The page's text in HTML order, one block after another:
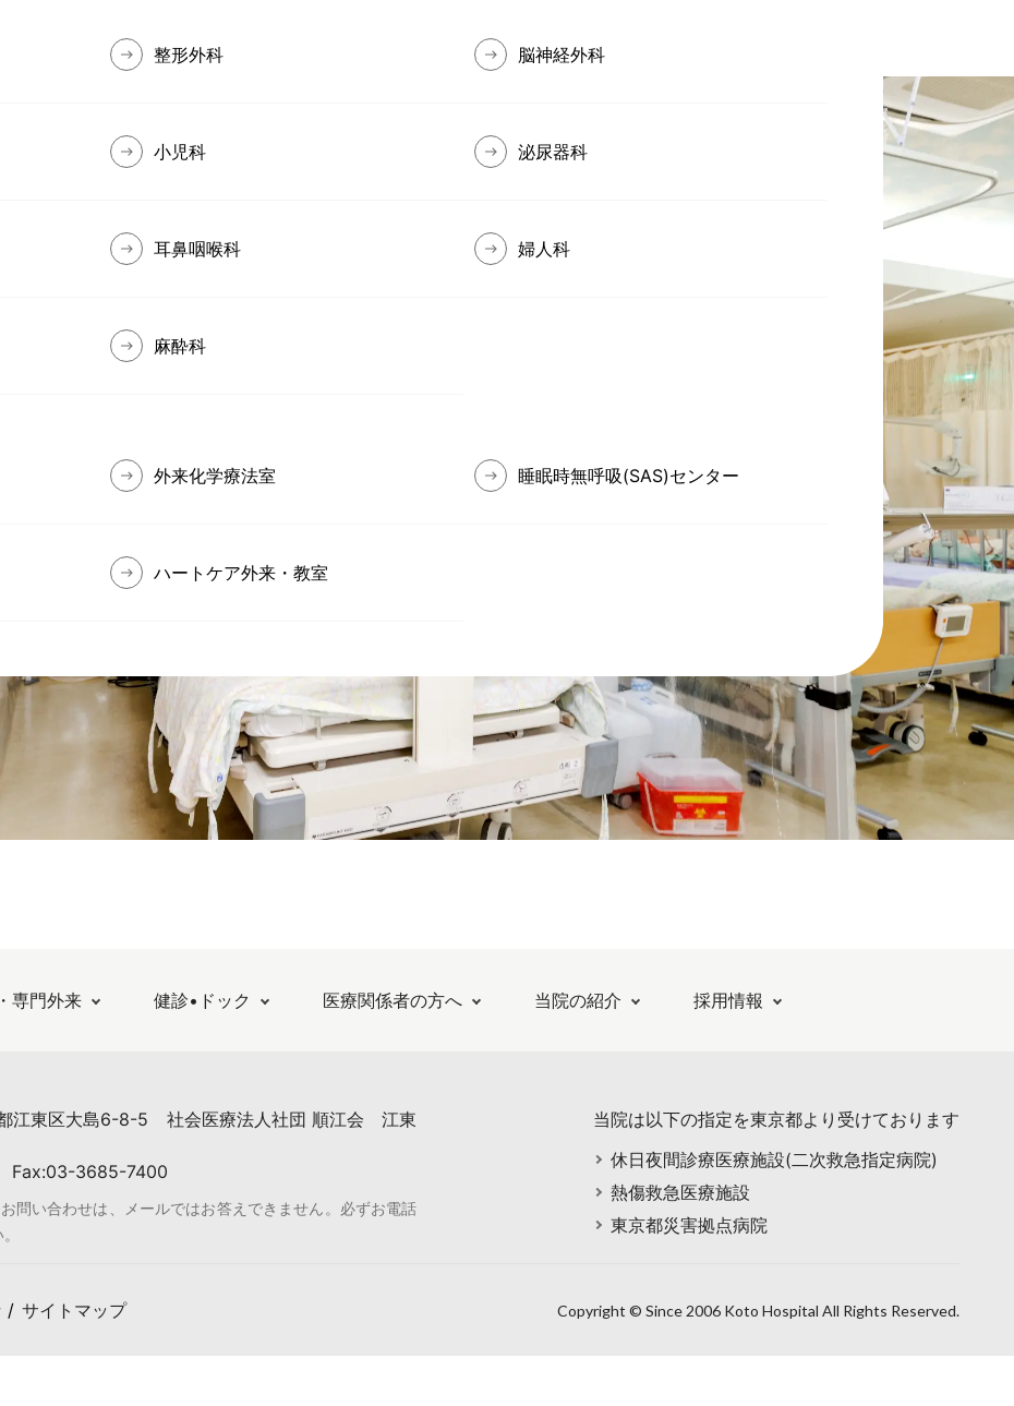
整形外科 脳神経外科
小児科 泌尿器科
耳鼻咽喉科 婦人科
麻酔科
外来化学療法室 睡眠時無呼吸(SAS)センター
ハートケア外来・教室
専門外来 健診•ドック 医療関係者の方へ 当院の紹介 採用情報
江東区大島6-8-5 社会医療法人社団 順江会 江東
3685-7400
問い合わせは、メールではお答えできません。必ずお電話
当院は以下の指定を東京都より受けております
休日夜間診療医療施設(二次救急指定病院)
熱傷救急医療施設
東京都災害拠点病院
サイトマップ Copyright © Since 2006 Koto Hospital All Rights Reserved.